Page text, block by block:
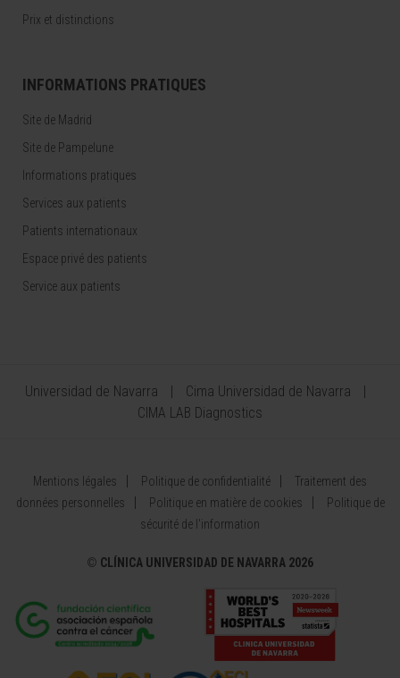
Prix et distinctions
INFORMATIONS PRATIQUES
Site de Madrid
Site de Pampelune
Informations pratiques
Services aux patients
Patients internationaux
Espace privé des patients
Service aux patients
Universidad de Navarra
Cima Universidad de Navarra
CIMA LAB Diagnostics
Mentions légales Politique de confidentialité
Traitement des
données personnelles
Politique en matière de cookies
Politique de
sécurité de l'information
© CLÍNICA UNIVERSIDAD DE NAVARRA 2026